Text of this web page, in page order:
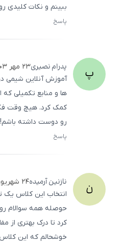
ببینم و نکات کلیدی
پاسخ
پ پدرامنصیری۲۳ مهر ۱۴۰۳
آموزش آنلاین شیمی
ها و منابع تکمیلی که
کمک کرد. هیچ‌ وقت
رو دوست داشته باشم!
پاسخ
ن نازنینآرمیده۲۴ شهریور ۱۴۰۳
انتخاب این کلاس یک
حوصله همه سوالام
کرد تا درک بهتری از
خوشحالم که این